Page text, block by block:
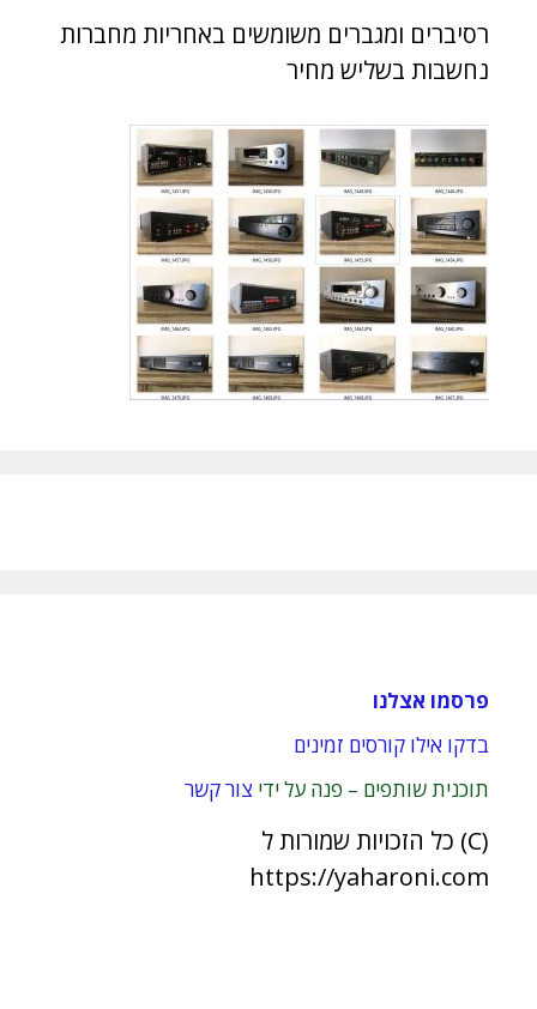
רסיברים ומגברים משומשים באחריות מחברות
נחשבות בשליש מחיר
פרסמו אצלנו
בדקו אילו קורסים זמינים
תוכנית שותפים – פנה על ידי צור קשר
(C) כל הזכויות שמורות ל
https://yaharoni.com